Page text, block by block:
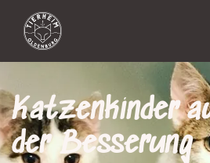
Katzenkinder
der Besserung